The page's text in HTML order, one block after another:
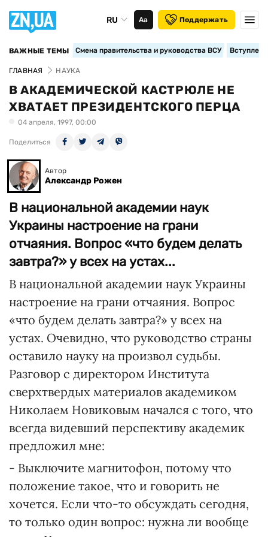
RU Аа Поддержать
ВАЖНЫЕ ТЕМЫ Смена правительства и руководства ВСУ
ГЛАВНАЯ НАУКА
В АКАДЕМИЧЕСКОЙ КАСТРЮЛЕ НЕ
ХВАТАЕТ ПРЕЗИДЕНТСКОГО ПЕРЦА
04 апреля, 1997, 00:00
Поделиться
Автор
Александр Рожен
В национальной академии наук
Украины настроение на грани
отчаяния. Вопрос «что будем делать
завтра?» у всех на устах...
В национальной академии наук Украины
настроение на грани отчаяния. Вопрос
«что будем делать завтра?» у всех на
устах. Очевидно, что руководство страны
оставило науку на произвол судьбы.
Разговор с директором Института
сверхтвердых материалов академиком
Николаем Новиковым начался с того, что
всегда видевший перспективу академик
предложил мне:
- Выключите магнитофон, потому что
положение такое, что и говорить не
хочется. Если что-то обсуждать сегодня,
то только один вопрос: нужна ли вообще